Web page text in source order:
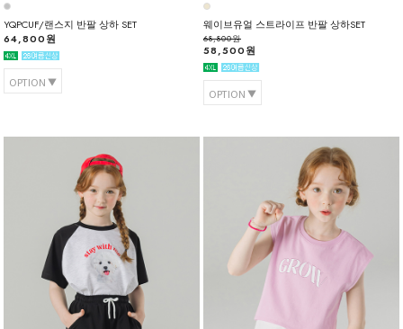
YQPCUF/랜스지 반팔 상하 SET
64,800원
OPTION
웨이브유얼 스트라이프 반팔 상하SET
68,800원
58,500원
OPTION